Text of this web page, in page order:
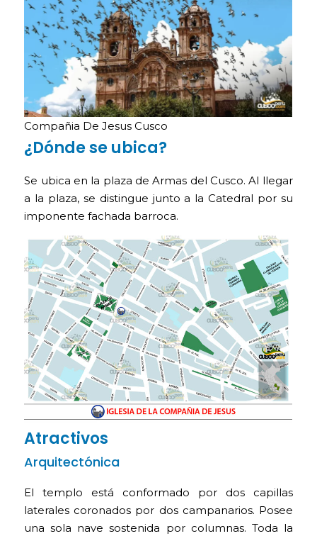
Compañia De Jesus Cusco
¿Dónde se ubica?
Se ubica en la plaza de Armas del Cusco. Al llegar
a la plaza, se distingue junto a la Catedral por su
imponente fachada barroca.
Atractivos
Arquitectónica
El templo está conformado por dos capillas
laterales coronados por dos campanarios. Posee
una sola nave sostenida por columnas. Toda la